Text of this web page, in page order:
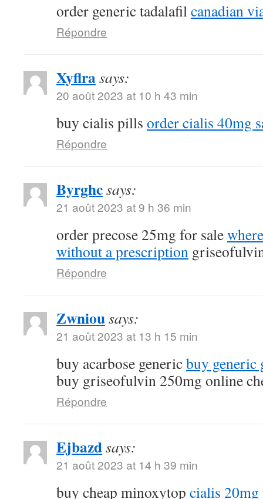
order generic tadalafilcanadian
Répondre
Xyflrasays:
20 août 2023 at 10 h 43 min
buy cialis pills order cialis 40mg
Répondre
Byrghcsays:
21 août 2023 at 9 h 36 min
order precose 25mg for sale
without a prescription
Répondre
Zwniousays:
21 août 2023 at 13 h 15 min
buy acarbose genericbuy generic
buy griseofulvin 250mg online
Répondre
Ejbazdsays:
21 août 2023 at 14 h 39 min
buy cheap minoxytop cialis